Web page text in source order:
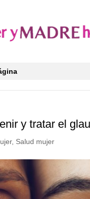
y tratar el
, Salud mujer